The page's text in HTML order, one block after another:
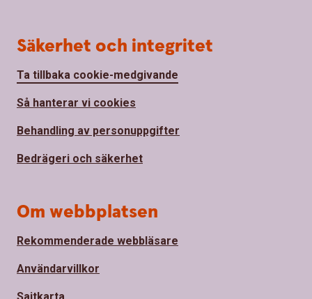
Säkerhet och integritet
Ta tillbaka cookie-medgivande
Så hanterar vi cookies
Behandling av personuppgifter
Bedrägeri och säkerhet
Om webbplatsen
Rekommenderade webbläsare
Användarvillkor